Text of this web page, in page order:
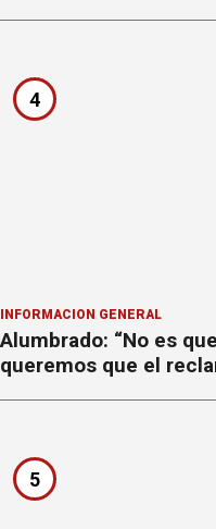
4
INFORMACION GENERAL
Alumbrado: “No es
queremos que el
5